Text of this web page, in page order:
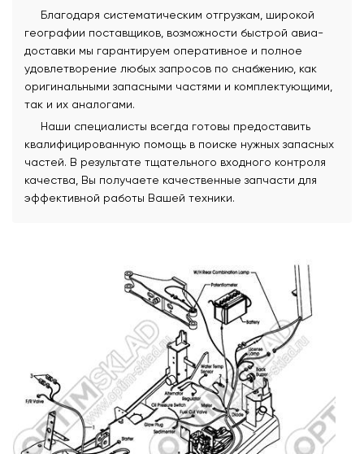
Благодаря систематическим отгрузкам, широкой
географии поставщиков, возможности быстрой авиа-
доставки мы гарантируем оперативное и полное
удовлетворение любых запросов по снабжению, как
оригинальными запасными частями и комплектующими,
так и их аналогами.
Наши специалисты всегда готовы предоставить
квалифицированную помощь в поиске нужных запасных
частей. В результате тщательного входного контроля
качества, Вы получаете качественные запчасти для
эффективной работы Вашей техники.